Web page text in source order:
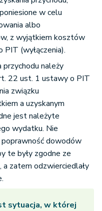
w celu
albo
z wyjątkiem kosztów
(wyłączenia).
należy
22 ust. 1 ustawy o PIT
związku
a uzyskanym
jest należyte
wydatku. Nie
dowodów
te były zgodne ze
zatem odzwierciedlały
sytuacja, w której